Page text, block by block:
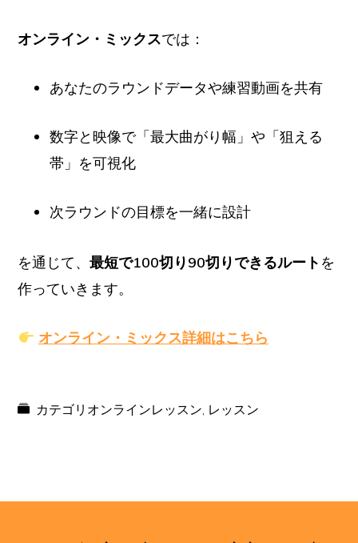
オンライン・ミックスでは：
あなたのラウンドデータや練習動画を共有
数字と映像で「最大曲がり幅」や「狙える
帯」を可視化
次ラウンドの目標を一緒に設計
を通じて、最短で100切り90切りできるルート を
作っていきます。
オンライン・ミックス詳細はこちら
カテゴリ オンラインレッスン, レッスン